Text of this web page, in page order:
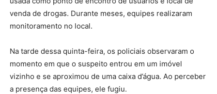
venda de drogas. Durante meses, equipes realizaram
monitoramento no local.
Na tarde dessa quinta-feira, os policiais observaram o
momento em que o suspeito entrou em um imóvel
vizinho e se aproximou de uma caixa d’água. Ao perceber
a presença das equipes, ele fugiu.